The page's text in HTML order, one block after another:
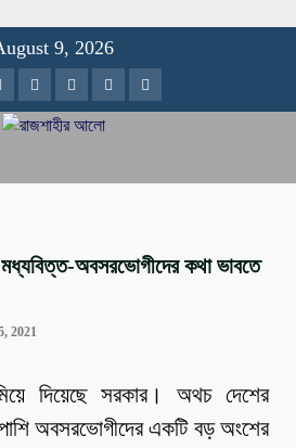
9, 2026
Instagram
Youtube
VK LinkedIn
অবসরভোগীদের কথা ভাবতে
2021
দিয়েছে সরকার। অথচ দেশের
অবসরভোগীদের একটি বড় অংশের